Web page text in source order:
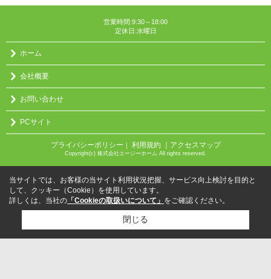
営業時間:9:30～18:00
定休日:水曜日
ホーム
会社概要
お問い合わせ
PCサイト
プライバシーポリシー ｜ 利用規約 ｜アクセスマップ
Copyright(c) 株式会社エージーホーム All rights reserved.
当サイトでは、お客様の当サイト利用状況把握、サービス向上検討を目的と
して、クッキー（Cookie）を使用しています。
詳しくは、当社の 「Cookieの取扱いについて」 をご確認ください。
閉じる